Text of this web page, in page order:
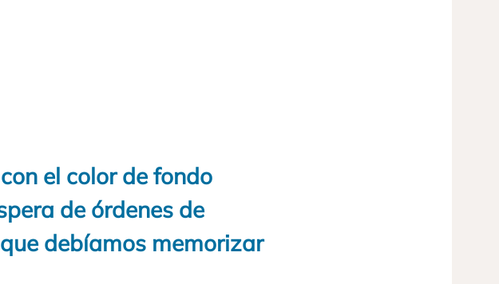
el color de fondo
de órdenes de
debíamos memorizar